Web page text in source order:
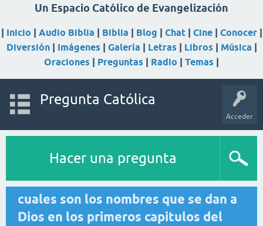
Un Espacio Católico de Evangelización
| Inicio | Audio Biblia | Biblia | Blog | Chat| Cine| Conocer|
Diversión| Imágenes | Galería | Letras | Libros | Música |
Oraciones | Preguntas | Radio | Temas |
Acceder
Pregunta Católica
Hacer una pregunta
cuales son los nombres que se dan a
Dios en los primeros capitulos del